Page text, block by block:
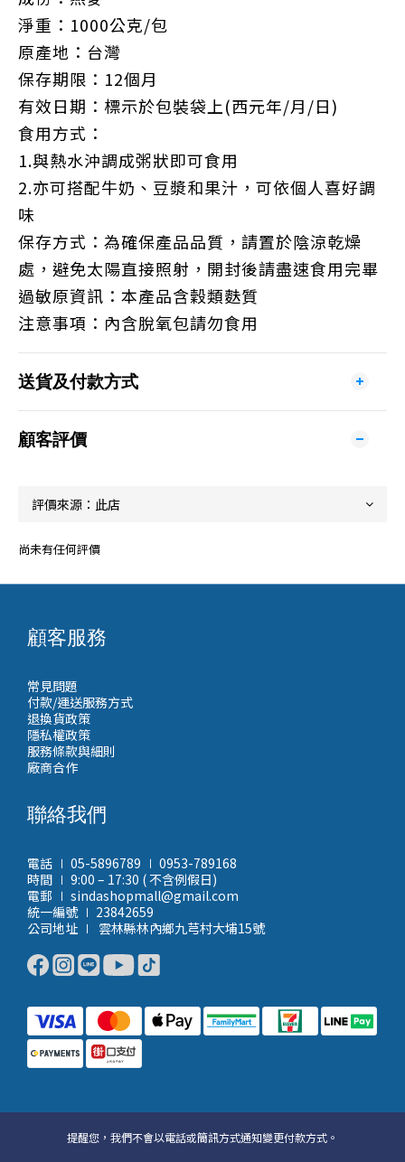
淨重：1000公克/包
原產地：台灣
保存期限：12個月
有效日期：標示於包裝袋上(西元年/月/日)
食用方式：
1.與熱水沖調成粥狀即可食用
2.亦可搭配牛奶、豆漿和果汁，可依個人喜好調
味
保存方式：為確保產品品質，請置於陰涼乾燥
處，避免太陽直接照射，開封後請盡速食用完畢
過敏原資訊：本產品含穀類麩質
注意事項：內含脫氧包請勿食用
送貨及付款方式
顧客評價
尚未有任何評價
顧客服務
常見問題
付款/運送服務方式
退換貨政策
隱私權政策
服務條款與細則
廠商合作
聯絡我們
電話 ∣ 05-5896789 ∣ 0953-789168
時間 ∣ 9:00 – 17:30 ( 不含例假日)
電郵 ∣ sindashopmall@gmail.com
統一編號 ∣ 23842659
公司地址 ∣ 雲林縣林內鄉九芎村大埔15號
提醒您，我們不會以電話或簡訊方式通知變更付款方式。